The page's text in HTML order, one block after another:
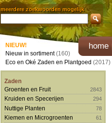
meerdere zoekwoorden mogelijk
home
NIEUW!
Nieuw in sortiment(160)
Eco en Oké Zaden en Plantgoed (2017)
Zaden
Groenten en Fruit
2843
Kruiden en Specerijen 294
Nuttige Planten 78
Kiemen en Microgroenten 61